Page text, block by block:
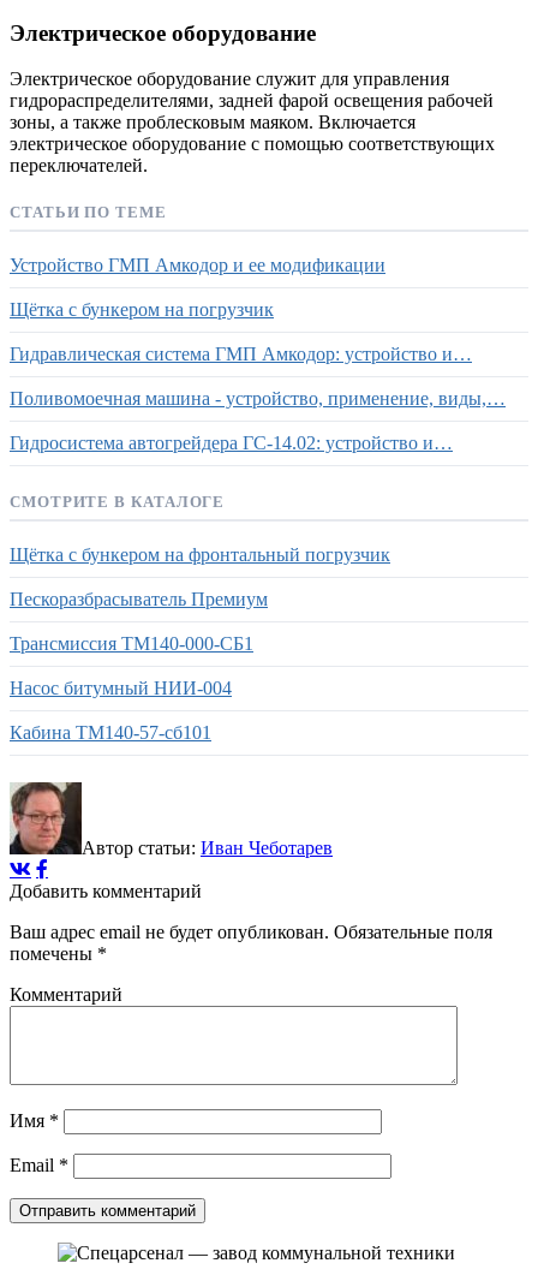
Электрическое оборудование
Электрическое оборудование служит для управления
гидрораспределителями, задней фарой освещения рабочей
зоны, а также проблесковым маяком. Включается
электрическое оборудование с помощью соответствующих
переключателей.
СТАТЬИ ПО ТЕМЕ
Устройство ГМП Амкодор и ее модификации
Щётка с бункером на погрузчик
Гидравлическая система ГМП Амкодор: устройство и…
Поливомоечная машина - устройство, применение, виды,…
Гидросистема автогрейдера ГС-14.02: устройство и…
СМОТРИТЕ В КАТАЛОГЕ
Щётка с бункером на фронтальный погрузчик
Пескоразбрасыватель Премиум
Трансмиссия ТМ140-000-СБ1
Насос битумный НИИ-004
Кабина ТМ140-57-сб101
Автор статьи: Иван Чеботарев
Добавить комментарий
Ваш адрес email не будет опубликован. Обязательные поля
помечены *
Комментарий
Имя *
Email *